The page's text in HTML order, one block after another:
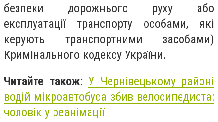
безпеки дорожнього руху або
експлуатації транспорту особами, які
керують транспортними засобами)
Кримінального кодексу України.
Читайте також: У Чернівецькому районі
водій мікроавтобуса збив велосипедиста:
чоловік у реанімації